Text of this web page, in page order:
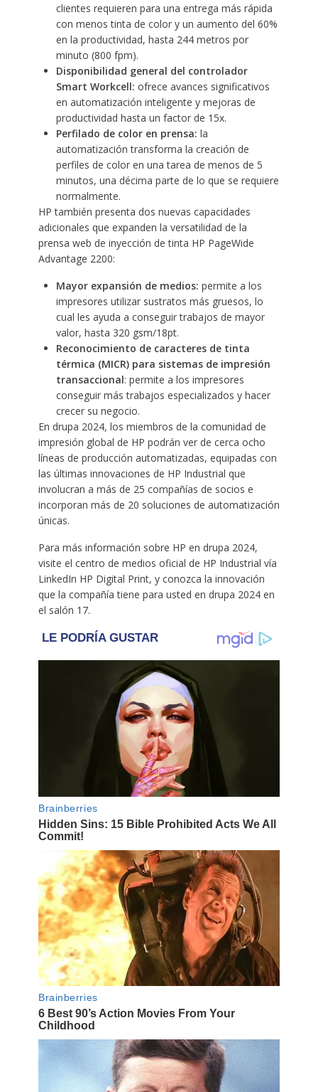
clientes requieren para una entrega más rápida
con menos tinta de color y un aumento del 60%
en la productividad, hasta 244 metros por
minuto (800 fpm).
Disponibilidad general del controlador
Smart Workcell: ofrece avances significativos
en automatización inteligente y mejoras de
productividad hasta un factor de 15x.
Perfilado de color en prensa: la
automatización transforma la creación de
perfiles de color en una tarea de menos de 5
minutos, una décima parte de lo que se requiere
normalmente.
HP también presenta dos nuevas capacidades
adicionales que expanden la versatilidad de la
prensa web de inyección de tinta HP PageWide
Advantage 2200:
Mayor expansión de medios: permite a los
impresores utilizar sustratos más gruesos, lo
cual les ayuda a conseguir trabajos de mayor
valor, hasta 320 gsm/18pt.
Reconocimiento de caracteres de tinta
térmica (MICR) para sistemas de impresión
transaccional: permite a los impresores
conseguir más trabajos especializados y hacer
crecer su negocio.
En drupa 2024, los miembros de la comunidad de
impresión global de HP podrán ver de cerca ocho
líneas de producción automatizadas, equipadas con
las últimas innovaciones de HP Industrial que
involucran a más de 25 compañías de socios e
incorporan más de 20 soluciones de automatización
únicas.
Para más información sobre HP en drupa 2024,
visite el centro de medios oficial de HP Industrial vía
LinkedIn HP Digital Print, y conozca la innovación
que la compañía tiene para usted en drupa 2024 en
el salón 17.